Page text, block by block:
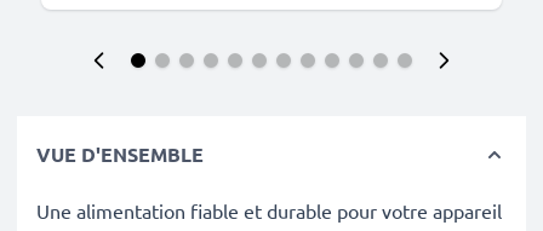
VUE D'ENSEMBLE
Une alimentation fiable et durable pour votre appareil